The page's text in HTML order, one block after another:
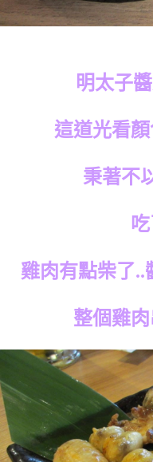
明太子
這道光看
秉著不
雞肉有點柴了..
整個雞